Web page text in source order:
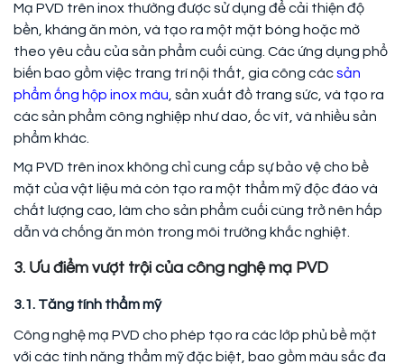
Mạ PVD trên inox thường được sử dụng để cải thiện độ
bền, kháng ăn mòn, và tạo ra một mặt bóng hoặc mờ
theo yêu cầu của sản phẩm cuối cùng. Các ứng dụng phổ
biến bao gồm việc trang trí nội thất, gia công cácsản
phẩm ống hộp inox màu , sản xuất đồ trang sức, và tạo ra
các sản phẩm công nghiệp như dao, ốc vít, và nhiều sản
phẩm khác.
Mạ PVD trên inox không chỉ cung cấp sự bảo vệ cho bề
mặt của vật liệu mà còn tạo ra một thẩm mỹ độc đáo và
chất lượng cao, làm cho sản phẩm cuối cùng trở nên hấp
dẫn và chống ăn mòn trong môi trường khắc nghiệt.
3. Ưu điểm vượt trội của công nghệ mạ PVD
3.1. Tăng tính thẩm mỹ
Công nghệ mạ PVD cho phép tạo ra các lớp phủ bề mặt
với các tính năng thẩm mỹ đặc biệt, bao gồm màu sắc đa